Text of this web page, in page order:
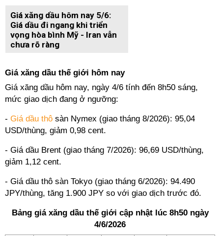
Giá xăng dầu hôm nay 5/6:
Giá dầu đi ngang khi triển
vọng hòa bình Mỹ - Iran vẫn
chưa rõ ràng
Giá xăng dầu thế giới hôm nay
Giá xăng dầu hôm nay, ngày 4/6 tính đến 8h50 sáng,
mức giao dịch đang ở ngưỡng:
- Giá dầu thô sàn Nymex (giao tháng 8/2026): 95,04
USD/thùng, giảm 0,98 cent.
- Giá dầu Brent (giao tháng 7/2026): 96,69 USD/thùng,
giảm 1,12 cent.
- Giá dầu thô sàn Tokyo (giao tháng 6/2026): 94.490
JPY/thùng, tăng 1.900 JPY so với giao dịch trước đó.
Bảng giá xăng dầu thế giới cập nhật lúc 8h50 ngày
4/6/2026